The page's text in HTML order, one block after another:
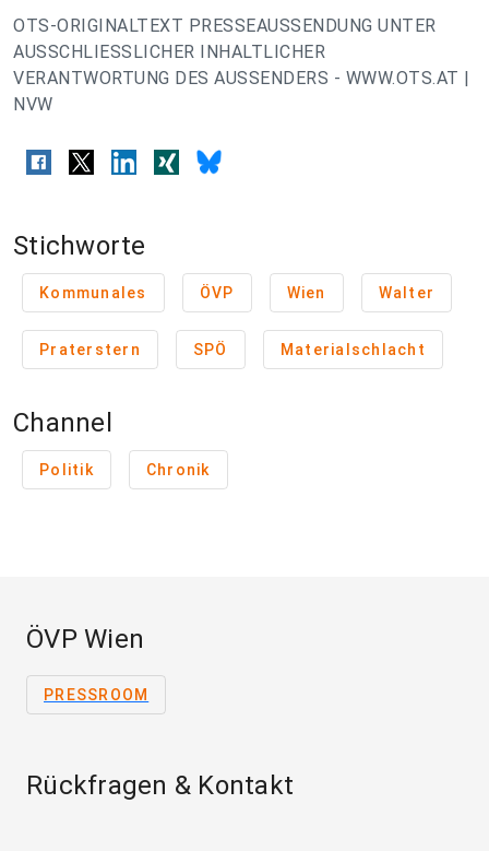
OTS-ORIGINALTEXT PRESSEAUSSENDUNG UNTER
AUSSCHLIESSLICHER INHALTLICHER
VERANTWORTUNG DES AUSSENDERS - WWW.OTS.AT |
NVW
Stichworte
Kommunales ÖVP Wien Walter
Praterstern SPÖ Materialschlacht
Channel
Politik Chronik
ÖVP Wien
PRESSROOM
Rückfragen & Kontakt